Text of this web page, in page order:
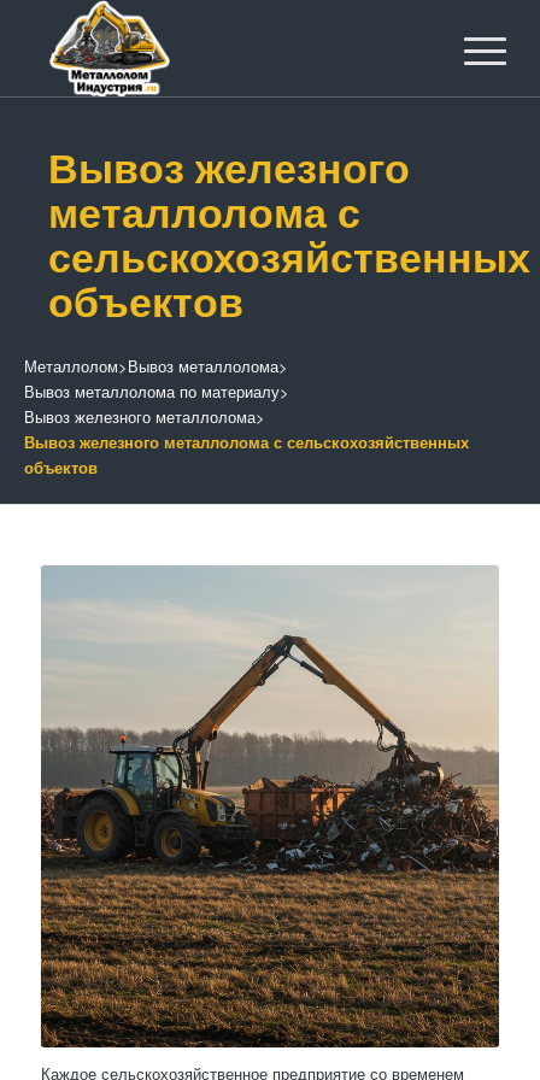
Вывоз железного
металлолома с
сельскохозяйственных
объектов
Металлолом>Вывоз металлолома>
Вывоз металлолома по материалу>
Вывоз железного металлолома>
Вывоз железного металлолома с сельскохозяйственных
объектов
Каждое сельскохозяйственное предприятие со временем